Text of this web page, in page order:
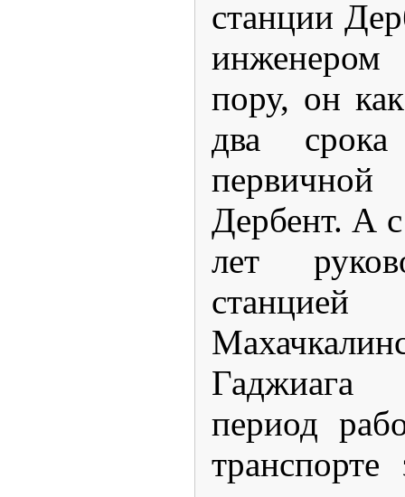
станции
пору, он
два срока
первичной
Дербент. А
лет
Гаджиага
период
транспорте